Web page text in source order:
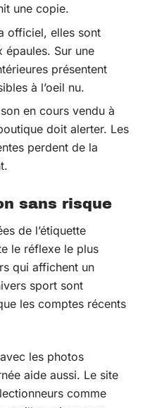
une copie.
officiel, elles sont
épaules. Sur une
présentent
à l’oeil nu.
en cours vendu à
doit alerter. Les
perdent de la
sans risque
de l’étiquette
le réflexe le plus
qui affichent un
sport sont
les comptes récents
les photos
aide aussi. Le site
comme